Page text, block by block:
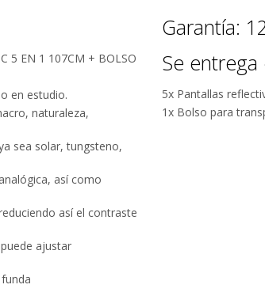
5 EN 1 107CM + BOLSO
en estudio.
naturaleza,
sea solar, tungsteno,
así como
así el contraste
ajustar
Garantía:
Se entrega
5x Pantallas
1x Bolso para
tan seguros?
de
en
MercadoLibre.
en Google.
estrellas de